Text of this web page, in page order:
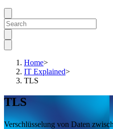
Home>
IT Explained>
TLS
TLS
Verschlüsselung von Daten